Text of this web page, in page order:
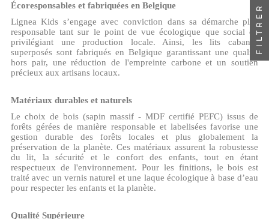
Écoresponsables et fabriquées en Belgique
Lignea Kids s’engage avec conviction dans sa démarche plus
responsable tant sur le point de vue écologique que social en
privilégiant une production locale. Ainsi, les lits cabanes
superposés sont fabriqués en Belgique garantissant une qualité
hors pair, une réduction de l'empreinte carbone et un soutien
précieux aux artisans locaux.
Matériaux durables et naturels
Le choix de bois (sapin massif - MDF certifié PEFC) issus de
forêts gérées de manière responsable et labelisées favorise une
gestion durable des forêts locales et plus globalement la
préservation de la planète. Ces matériaux assurent la robustesse
du lit, la sécurité et le confort des enfants, tout en étant
respectueux de l'environnement. Pour les finitions, le bois est
traité avec un vernis naturel et une laque écologique à base d’eau
pour respecter les enfants et la planète.
Qualité Supérieure
FILTRER